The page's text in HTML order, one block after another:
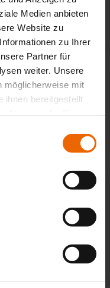
Medien anbieten
Website zu
zu Ihrer
Partner für
weiter. Unsere
möglicherweise mit
ihnen bereitgestellt